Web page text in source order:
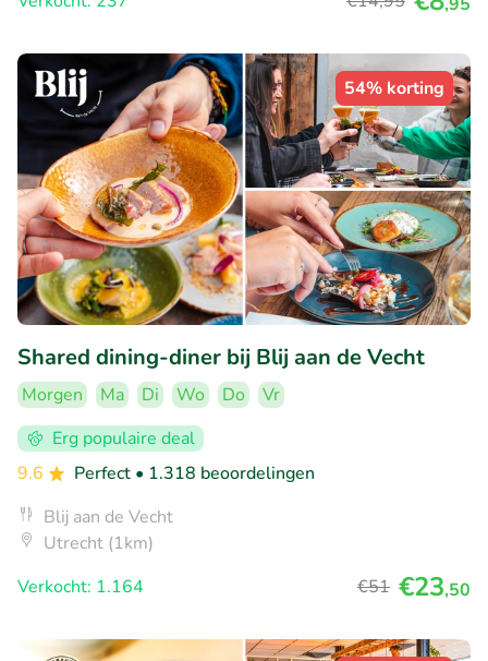
54% korting
Shared dining-diner bij Blij aan de Vecht
Morgen Ma Di Wo Do
Vr
Erg populaire deal
9.6
Perfect • 1.318 beoordelingen
Blij aan de Vecht
Utrecht (1km)
Verkocht: 1.164
€51 €23,50